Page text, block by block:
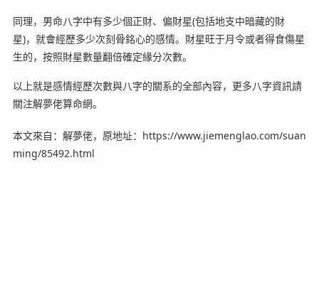
同理，男命八字中有多少個正財、偏財星(包括地支中暗藏的財
星)，就會經歷多少次刻骨銘心的感情。財星旺于月令或者得食傷星
生的，按照財星數量翻倍確定緣分次數。
以上就是感情經歷次數與八字的關系的全部內容，更多八字資訊請
關注解夢佬算命網。
本文來自：解夢佬，原地址：https://www.jiemenglao.com/suan
ming/85492.html